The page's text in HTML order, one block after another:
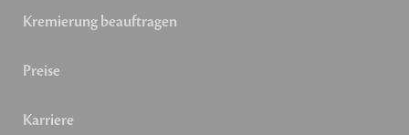
Kremierung beauftragen
Preise
Karriere